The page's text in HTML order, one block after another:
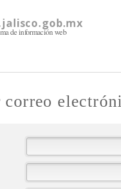
de información web